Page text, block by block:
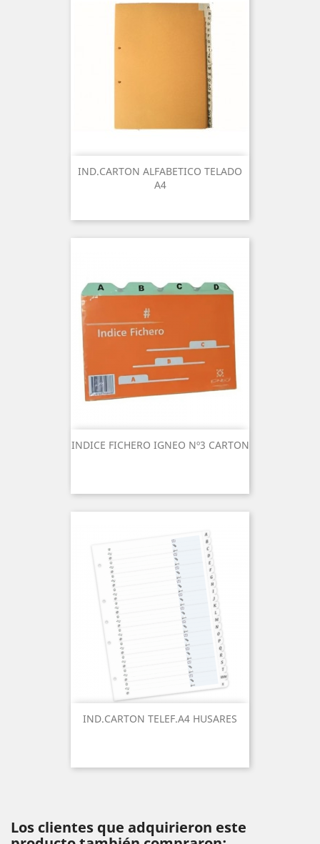
IND.CARTON ALFABETICO TELADO
A4
INDICE FICHERO IGNEO Nº3 CARTON
IND.CARTON TELEF.A4 HUSARES
Los clientes que adquirieron este